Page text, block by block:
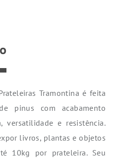
Tramontina é feita
pinus com acabamento
versatilidade e resistência.
livros, plantas e objetos
10kg por prateleira. Seu